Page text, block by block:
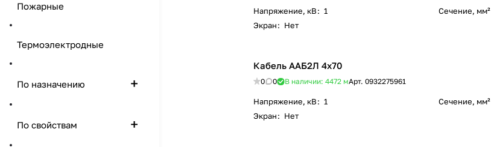
Напряжение, кВ: 1 Сечение, мм²
Экран: Нет
Кабель ААБ2Л 4х70
0 0 В наличии: 4472 мАрт. 0932275961
Напряжение, кВ: 1 Сечение, мм²
Экран: Нет
Пожарные
Термоэлектродные
По назначению
По свойствам